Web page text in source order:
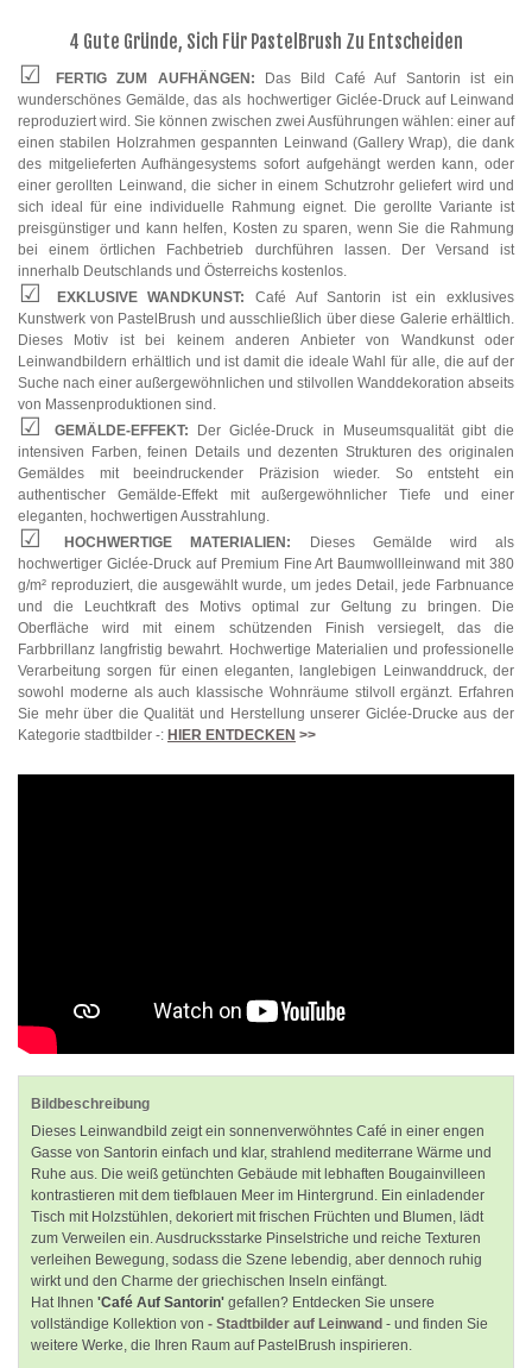
4 Gute Gründe, Sich Für PastelBrush Zu Entscheiden
FERTIG ZUM AUFHÄNGEN: Das Bild Café Auf Santorin ist ein
wunderschönes Gemälde, das als hochwertiger Giclée-Druck auf Leinwand
reproduziert wird. Sie können zwischen zwei Ausführungen wählen: einer auf
einen stabilen Holzrahmen gespannten Leinwand (Gallery Wrap), die dank
des mitgelieferten Aufhängesystems sofort aufgehängt werden kann, oder
einer gerollten Leinwand, die sicher in einem Schutzrohr geliefert wird und
sich ideal für eine individuelle Rahmung eignet. Die gerollte Variante ist
preisgünstiger und kann helfen, Kosten zu sparen, wenn Sie die Rahmung
bei einem örtlichen Fachbetrieb durchführen lassen. Der Versand ist
innerhalb Deutschlands und Österreichs kostenlos.
EXKLUSIVE WANDKUNST: Café Auf Santorin ist ein exklusives
Kunstwerk von PastelBrush und ausschließlich über diese Galerie erhältlich.
Dieses Motiv ist bei keinem anderen Anbieter von Wandkunst oder
Leinwandbildern erhältlich und ist damit die ideale Wahl für alle, die auf der
Suche nach einer außergewöhnlichen und stilvollen Wanddekoration abseits
von Massenproduktionen sind.
GEMÄLDE-EFFEKT: Der Giclée-Druck in Museumsqualität gibt die
intensiven Farben, feinen Details und dezenten Strukturen des originalen
Gemäldes mit beeindruckender Präzision wieder. So entsteht ein
authentischer Gemälde-Effekt mit außergewöhnlicher Tiefe und einer
eleganten, hochwertigen Ausstrahlung.
HOCHWERTIGE MATERIALIEN: Dieses Gemälde wird als
hochwertiger Giclée-Druck auf Premium Fine Art Baumwollleinwand mit 380
g/m² reproduziert, die ausgewählt wurde, um jedes Detail, jede Farbnuance
und die Leuchtkraft des Motivs optimal zur Geltung zu bringen. Die
Oberfläche wird mit einem schützenden Finish versiegelt, das die
Farbbrillanz langfristig bewahrt. Hochwertige Materialien und professionelle
Verarbeitung sorgen für einen eleganten, langlebigen Leinwanddruck, der
sowohl moderne als auch klassische Wohnräume stilvoll ergänzt. Erfahren
Sie mehr über die Qualität und Herstellung unserer Giclée-Drucke aus der
Kategorie stadtbilder -: HIER ENTDECKEN >>
Bildbeschreibung
Dieses Leinwandbild zeigt ein sonnenverwöhntes Café in einer engen
Gasse von Santorin einfach und klar, strahlend mediterrane Wärme und
Ruhe aus. Die weiß getünchten Gebäude mit lebhaften Bougainvilleen
kontrastieren mit dem tiefblauen Meer im Hintergrund. Ein einladender
Tisch mit Holzstühlen, dekoriert mit frischen Früchten und Blumen, lädt
zum Verweilen ein. Ausdrucksstarke Pinselstriche und reiche Texturen
verleihen Bewegung, sodass die Szene lebendig, aber dennoch ruhig
wirkt und den Charme der griechischen Inseln einfängt.
Hat Ihnen 'Café Auf Santorin' gefallen? Entdecken Sie unsere
vollständige Kollektion von - Stadtbilder auf Leinwand - und finden Sie
weitere Werke, die Ihren Raum auf PastelBrush inspirieren.